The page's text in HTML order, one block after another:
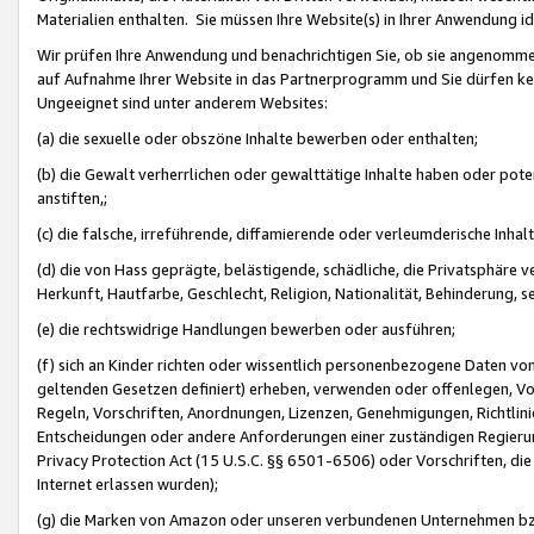
Materialien enthalten. Sie müssen Ihre Website(s) in Ihrer Anwendung
Wir prüfen Ihre Anwendung und benachrichtigen Sie, ob sie
auf Aufnahme Ihrer Website in das Partnerprogramm und Sie dürfen
Ungeeignet sind unter anderem Websites:
(a) die sexuelle oder obszöne Inhalte bewerben oder enthalten;
(b) die Gewalt verherrlichen oder gewalttätige Inhalte haben oder
anstiften,;
(c) die falsche, irreführende, diffamierende oder verleumderische
(d) die von Hass geprägte, belästigende, schädliche, die Privatsphäre
Herkunft, Hautfarbe, Geschlecht, Religion, Nationalität, Behinderung,
(e) die rechtswidrige Handlungen bewerben oder ausführen;
(f) sich an Kinder richten oder wissentlich personenbezogene Daten
geltenden Gesetzen definiert) erheben, verwenden oder offenlegen,
Regeln, Vorschriften, Anordnungen, Lizenzen, Genehmigungen,
Entscheidungen oder andere Anforderungen einer zuständigen
Privacy Protection Act (15 U.S.C. §§ 6501-6506) oder Vorschriften,
Internet erlassen wurden);
(g) die Marken von Amazon oder unseren verbundenen Unternehmen